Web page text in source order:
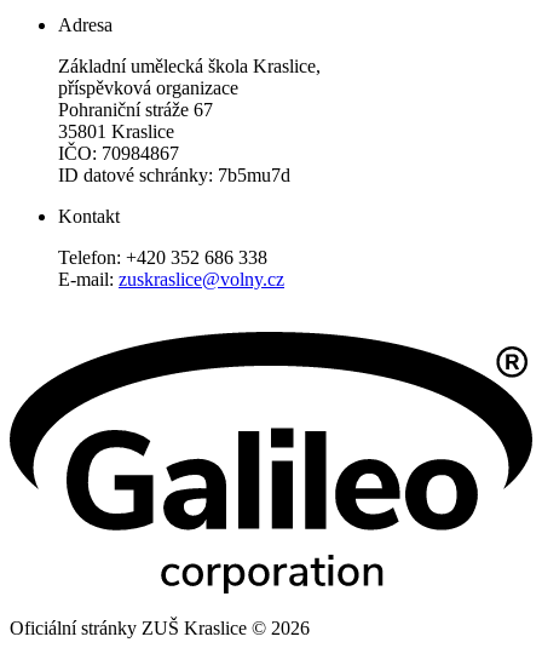
Adresa
Základní umělecká škola Kraslice,
příspěvková organizace
Pohraniční stráže 67
35801 Kraslice
IČO: 70984867
ID datové schránky: 7b5mu7d
Kontakt
Telefon: +420 352 686 338
E-mail: zuskraslice@volny.cz
Oficiální stránky ZUŠ Kraslice © 2026